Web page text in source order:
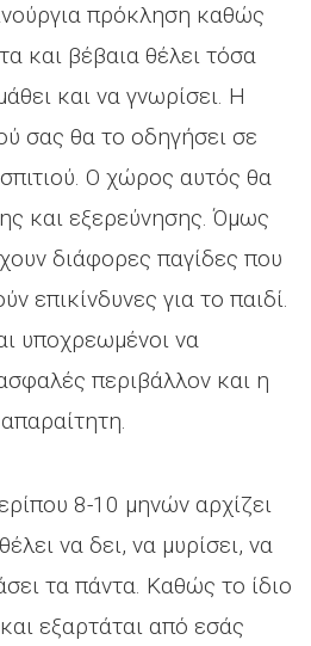
πρόκληση καθώς
και βέβαια θέλει τόσα
και να γνωρίσει. Η
σας θα το οδηγήσει σε
Ο χώρος αυτός θα
και εξερεύνησης. Όμως
διάφορες παγίδες που
επικίνδυνες για το παιδί.
υποχρεωμένοι να
περιβάλλον και η
8-10 μηνών αρχίζει
να δει, να μυρίσει, να
τα πάντα. Καθώς το ίδιο
εξαρτάται από εσάς